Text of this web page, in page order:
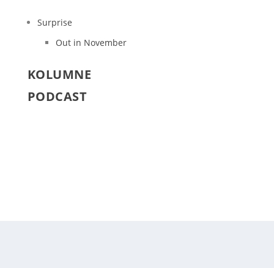
Surprise
Out in November
KOLUMNE
PODCAST